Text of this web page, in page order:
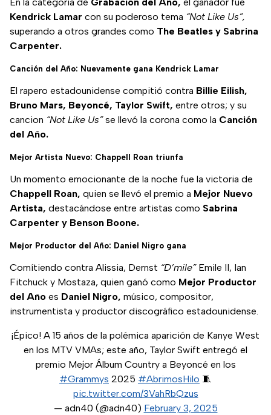
Kendrick Lamar con su poderoso tema “Not Like Us”,
superando a otros grandes como The Beatles y Sabrina
Carpenter.
Canción del Año: Nuevamente gana Kendrick Lamar
El rapero estadounidense compitió contra Billie Eilish,
Bruno Mars, Beyoncé, Taylor Swift, entre otros; y su
cancion “Not Like Us”se llevó la corona como la Canción
del Año.
Mejor Artista Nuevo: Chappell Roan triunfa
Un momento emocionante de la noche fue la victoria de
Chappell Roan, quien se llevó el premio a Mejor Nuevo
Artista, destacándose entre artistas como Sabrina
Carpenter y Benson Boone.
Mejor Productor del Año: Daniel Nigro gana
Comítiendo contra Alissia, Dernst “D’mile”Emile II, Ian
Fitchuck y Mostaza, quien ganó como Mejor Productor
del Año es Daniel Nigro, músico, compositor,
instrumentista y productor discográfico estadounidense.
¡Épico! A 15 años de la polémica aparición de Kanye West
en los MTV VMAs; este año, Taylor Swift entregó el
premio Mejor Álbum Country a Beyoncé en los
#Grammys 2025 #AbrimosHilo 🧵
pic.twitter.com/3VahRbQzus
— adn40 (@adn40) February 3, 2025